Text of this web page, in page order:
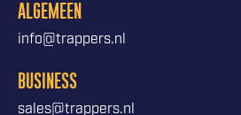
ALGEMEEN
info@trappers.nl
BUSINESS
sales@trappers.nl